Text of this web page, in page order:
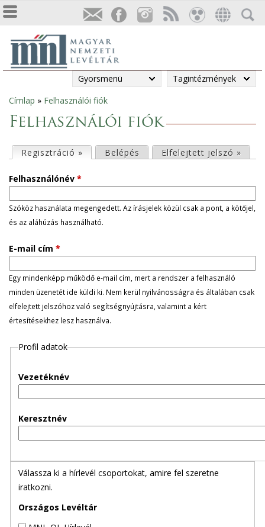
Gyorsmenü Tagintézmények
Jelenlegi
hely
Címlap » Felhasználói fiók
Felhasználói fiók
l
s
ő
d
l
e
g
e
Regisztráció » (aktív fül)
Belépés Elfelejtett jelszó »
Felhasználónév *
Szóköz használata megengedett. Az írásjelek közül csak a pont, a kötőjel,
és az aláhúzás használható.
E-mail cím *
Egy mindenképp működő e-mail cím, mert a rendszer a felhasználó
minden üzenetét ide küldi ki. Nem kerül nyilvánosságra és általában csak
elfelejtett jelszóhoz való segítségnyújtásra, valamint a kért
értesítésekhez lesz használva.
Profil adatok
Vezetéknév
Keresztnév
Válassza ki a hírlevél csoportokat, amire fel szeretne
iratkozni.
Országos Levéltár